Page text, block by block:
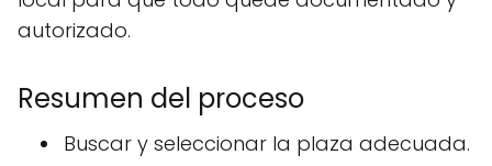
autorizado.
Resumen del proceso
Buscar y seleccionar la plaza adecuada.